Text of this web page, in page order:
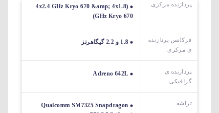
پردازنده مرکزی
(4x2.4 GHz Kryo 670 &amp; 4x1.8
GHz Kryo 670)
فرکانس پردازنده
ی مرکزی
1.8 و 2.2 گیگاهرتز
پردازنده ی
گرافیکی
Adreno 642L
تراشه
Qualcomm SM7325 Snapdragon